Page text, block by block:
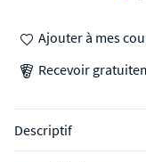
Ajouter à mes
Recevoir
Descriptif